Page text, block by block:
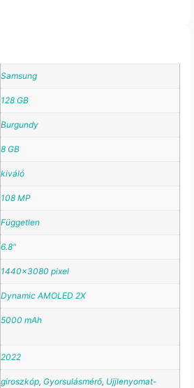
Samsung
128 GB
Burgundy
8 GB
kiváló
108 MP
Független
6.8"
1440×3080 pixel
Dynamic AMOLED 2X
5000 mAh
2022
giroszkóp, Gyorsulásmérő, Ujjlenyomat-